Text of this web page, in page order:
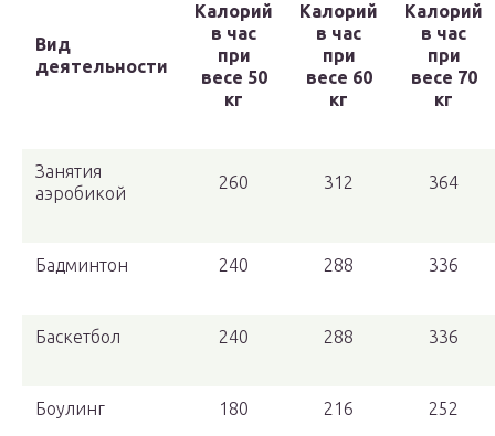
Вид
деятельности
Калорий
в час
при
весе 50
кг
Калорий
в час
при
весе 60
кг
Калорий
в час
при
весе 70
кг
Занятия
аэробикой
260 312 364
Бадминтон 240 288 336
Баскетбол 240 288 336
Боулинг 180 216 252